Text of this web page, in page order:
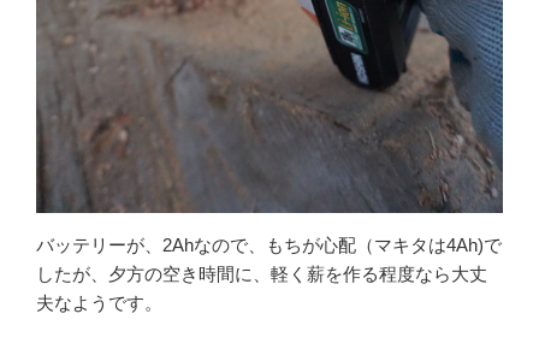
バッテリーが、2Ahなので、もちが心配（マキタは4Ah)で
したが、夕方の空き時間に、軽く薪を作る程度なら大丈
夫なようです。